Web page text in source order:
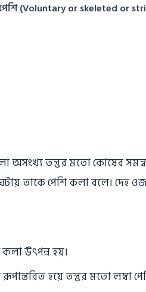
(Voluntary or skeleted or
অসংখ্য তন্তুর মতাে কোষের
ঘটায় তাকে পেশি কলা বলে। দেহ
কলা উৎপন্ন হয়।
হয়ে তন্তুর মতাে লম্বা